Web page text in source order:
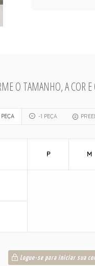
O TAMANHO, A COR E
PEÇA -1 PEÇA
P M
Logue-se para iniciar sua